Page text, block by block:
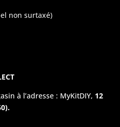
non surtaxé)
à l’adresse : MyKitDIY, 12